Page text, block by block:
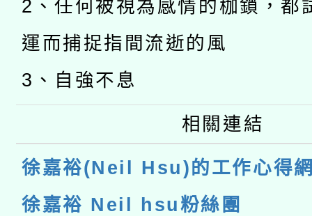
2、任何被視為感情的枷鎖，都
運而捕捉指間流逝的風
3、自強不息
相關連結
徐嘉裕(Neil Hsu)的工作心得
徐嘉裕 Neil hsu粉絲團